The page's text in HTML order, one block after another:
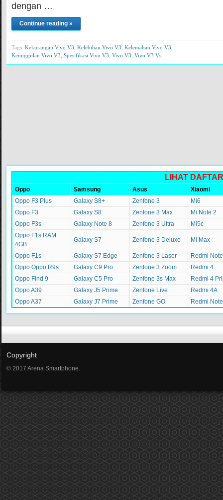
dengan …
Continue reading »
Tags: Kekurangan Vivo V3 Kelebihan Vivo V3 Kelemahan Vivo V3
Keunggulan Vivo V3 Spesifikasi Vivo V3 Vivo V3 Vivo V3 Vs
LIHAT
Oppo Samsung Asus
Xiaomi
Oppo F3 Plus
Galaxy S8+ Zenfone 3
Mi6
Oppo F3
Galaxy S8 Zenfone 3 Max
Mi Note 2
Oppo F3s
Galaxy Note 8 Zenfone 3 Ultra
Mi5c
Oppo F1s RAM
4GB
Galaxy S7 Zenfone 3 Deluxe Mi Max
Oppo F1s Galaxy S7 Edge Zenfone 3 Laser
Redmi
Oppo Oppo R9s
Galaxy C9 Pro Zenfone 3 Zoom
Redmi 4
Oppo Find 9
Galaxy C5 Pro Zenfone 3s Max
Redmi 4
Oppo A39
Galaxy J5 Prime Zenfone Live
Redmi 4A
Oppo A37
Galaxy J7 Prime Zenfone GO Redmi
Copyright
© 2017 Arena Smartphone.